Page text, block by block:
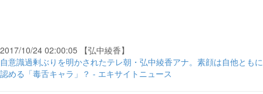
2017/10/24 02:00:05 【弘中綾香】
自意識過剰ぶりを明かされたテレ朝・弘中綾香アナ。素顔は自他ともに
認める「毒舌キャラ」？ - エキサイトニュース